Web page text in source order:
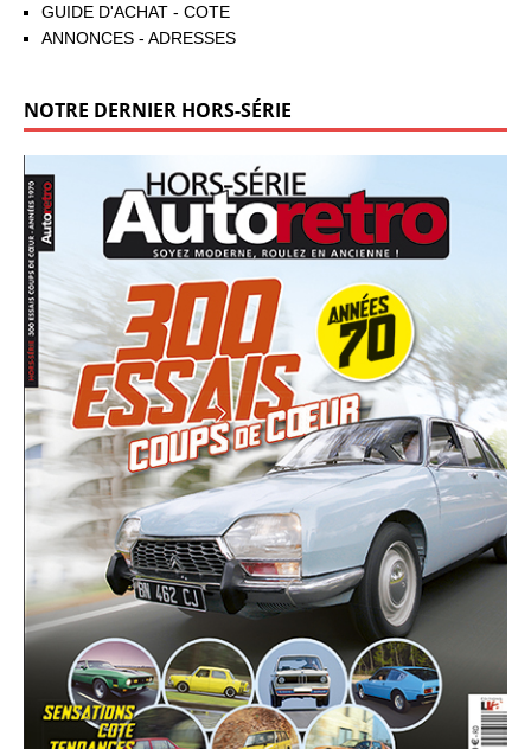
GUIDE D'ACHAT - COTE
ANNONCES - ADRESSES
NOTRE DERNIER HORS-SÉRIE